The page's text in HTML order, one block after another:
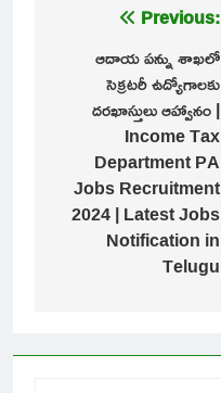
navigation
Previous:
ఆదాయ పన్ను శాఖలో
సెక్రటరీ ఉద్యోగాలకు
దరఖాస్తులు ఆహ్వానం |
Income Tax
Department PA
Jobs Recruitment
2024 | Latest Jobs
Notification in
Telugu